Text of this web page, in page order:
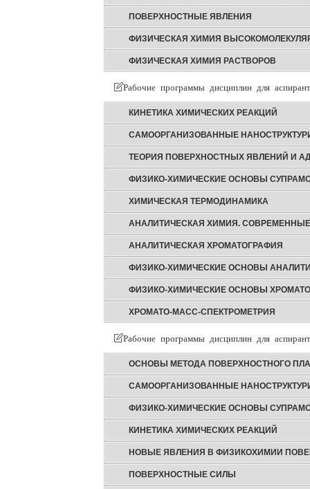
ПОВЕРХНОСТНЫЕ ЯВЛЕНИЯ
ФИЗИЧЕСКАЯ ХИМИЯ
ФИЗИЧЕСКАЯ ХИМИЯ РАСТВОРОВ
Рабочие программы дисциплин для
КИНЕТИКА ХИМИЧЕСКИХ РЕАКЦИЙ
САМООРГАНИЗОВАННЫЕ
ТЕОРИЯ ПОВЕРХНОСТНЫХ ЯВЛЕНИЙ И
ФИЗИКО-ХИМИЧЕСКИЕ ОСНОВЫ
ХИМИЧЕСКАЯ ТЕРМОДИНАМИКА
АНАЛИТИЧЕСКАЯ ХИМИЯ.
АНАЛИТИЧЕСКАЯ ХРОМАТОГРАФИЯ
ФИЗИКО-ХИМИЧЕСКИЕ ОСНОВЫ
ФИЗИКО-ХИМИЧЕСКИЕ ОСНОВЫ
ХРОМАТО-МАСС-СПЕКТРОМЕТРИЯ
Рабочие программы дисциплин для
ОСНОВЫ МЕТОДА ПОВЕРХНОСТНОГО
САМООРГАНИЗОВАННЫЕ
ФИЗИКО-ХИМИЧЕСКИЕ ОСНОВЫ
КИНЕТИКА ХИМИЧЕСКИХ РЕАКЦИЙ
НОВЫЕ ЯВЛЕНИЯ В ФИЗИКОХИМИИ
ПОВЕРХНОСТНЫЕ СИЛЫ